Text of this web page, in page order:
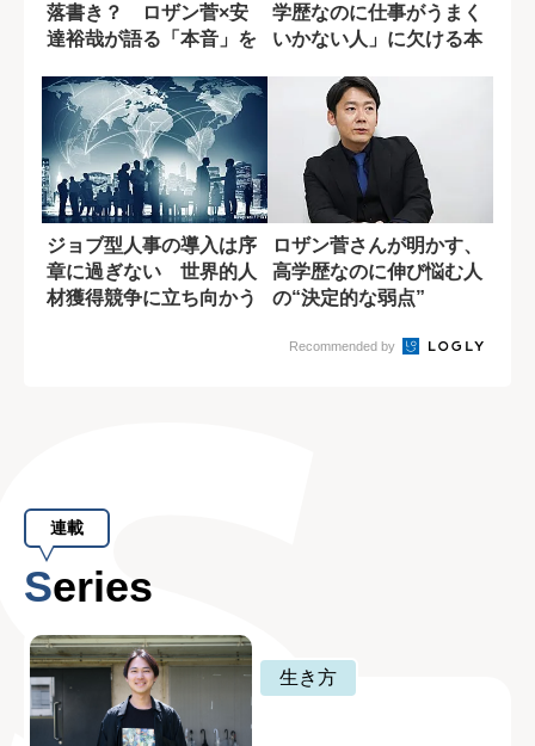
落書き？ ロザン菅×安
達裕哉が語る「本音」を
学歴なのに仕事がうまく
いかない人」に欠ける本
ジョブ型人事の導入は序
章に過ぎない 世界的人
材獲得競争に立ち向かう
ロザン菅さんが明かす、
高学歴なのに伸び悩む人
の“決定的な弱点”
Recommended by
連載
Series
生き方